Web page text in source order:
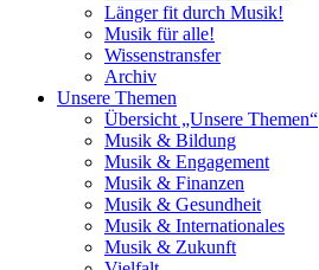
Länger fit durch Musik!
Musik für alle!
Wissenstransfer
Archiv
Unsere Themen
Übersicht „Unsere Themen“
Musik & Bildung
Musik & Engagement
Musik & Finanzen
Musik & Gesundheit
Musik & Internationales
Musik & Zukunft